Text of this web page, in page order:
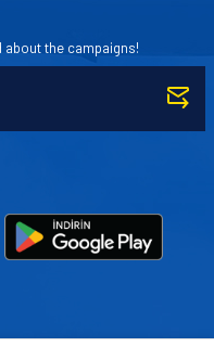
the campaigns!